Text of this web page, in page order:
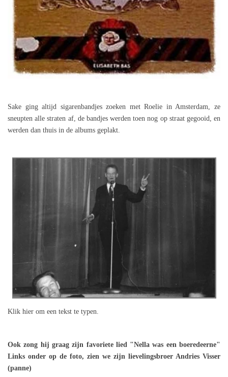
Sake ging altijd sigarenbandjes zoeken met Roelie in Amsterdam, ze
sneupten alle straten af, de bandjes werden toen nog op straat gegooid, en
werden dan thuis in de albums geplakt.
Klik hier om een tekst te typen.
Ook zong hij graag zijn favoriete lied "Nella was een boeredeerne"
Links onder op de foto, zien we zijn lievelingsbroer Andries Visser
(panne)